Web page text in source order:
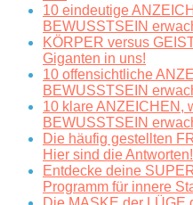
10 eindeutige
BEWUSSTSEIN
KÖRPER versus
Giganten in uns!
10 offensichtliche
BEWUSSTSEIN
10 klare ANZEICHEN,
BEWUSSTSEIN
Die häufig gestellten
Hier sind die Antworten!
Entdecke deine
Programm für innere